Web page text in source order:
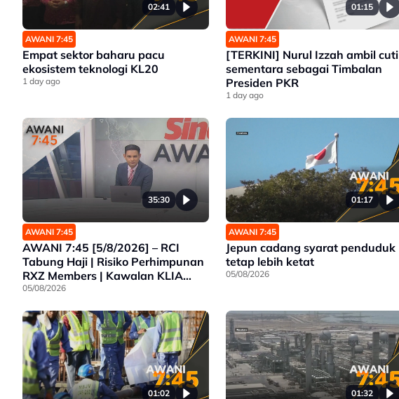
02:41
AWANI 7:45
Empat sektor baharu pacu
ekosistem teknologi KL20
1 day ago
01:15
AWANI 7:45
[TERKINI] Nurul Izzah ambil cuti
sementara sebagai Timbalan
Presiden PKR
1 day ago
35:30
AWANI 7:45
AWANI 7:45 [5/8/2026] – RCI
Tabung Haji | Risiko Perhimpunan
RXZ Members | Kawalan KLIA
Lebih Ketat | Pelarian Myanmar
05/08/2026
01:17
AWANI 7:45
Jepun cadang syarat penduduk
tetap lebih ketat
05/08/2026
01:02 01:32